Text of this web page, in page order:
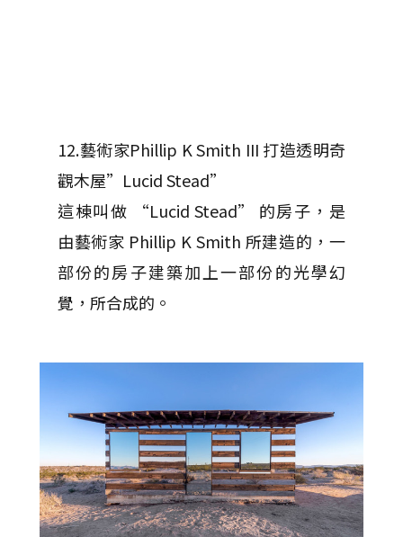
12.藝術家Phillip K Smith III 打造透明奇
觀木屋”Lucid Stead”
這棟叫做 “Lucid Stead” 的房子，是
由藝術家 Phillip K Smith 所建造的，一
部份的房子建築加上一部份的光學幻
覺，所合成的。